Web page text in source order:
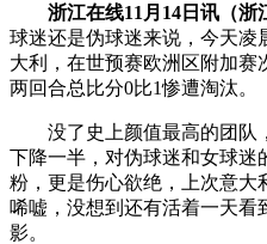
浙江在线11月14日讯（浙
球迷还是伪球迷来说，今天凌
大利，在世预赛欧洲区附加赛
两回合总比分0比1惨遭淘汰。
没了史上颜值最高的团队
下降一半，对伪球迷和女球迷
粉，更是伤心欲绝，上次意大
唏嘘，没想到还有活着一天
影。